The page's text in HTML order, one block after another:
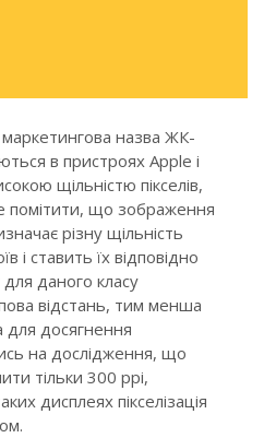
маркетингова назва ЖК-
в пристроях Apple і
щільністю пікселів,
що зображення
різну щільність
і ставить їх відповідно
для даного класу
відстань, тим менша
для досягнення
на дослідження, що
тільки 300 ppi,
дисплеях пікселізація